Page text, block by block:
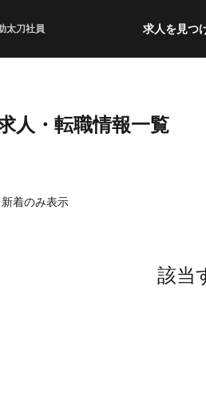
太刀社員 求人を見つ
人・転職情報一覧
新着のみ表示
該当